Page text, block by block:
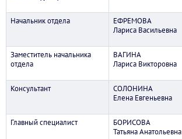
Начальник отдела
ЕФРЕМОВА
Лариса Васильевна
Заместитель начальника
отдела
ВАГИНА
Лариса Викторовна
Консультант
СОЛОНИНА
Елена Евгеньевна
Главный специалист
БОРИСОВА
Татьяна Анатольевна